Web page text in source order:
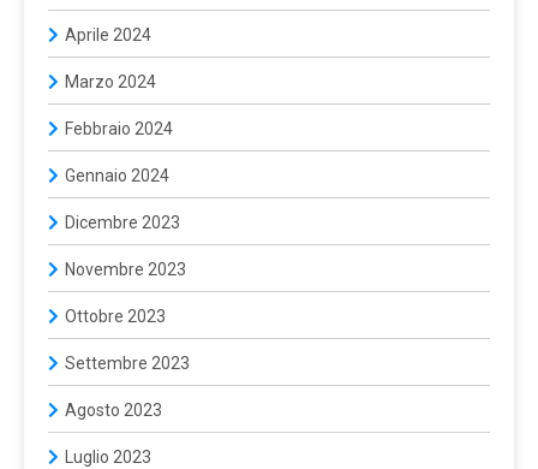
Aprile 2024
Marzo 2024
Febbraio 2024
Gennaio 2024
Dicembre 2023
Novembre 2023
Ottobre 2023
Settembre 2023
Agosto 2023
Luglio 2023